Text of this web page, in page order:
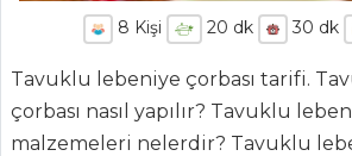
8 Kişi 20 dk 30 dk
Tavuklu lebeniye çorbası tarifi.
çorbası nasıl yapılır? Tavuklu
malzemeleri nelerdir? Tavuklu